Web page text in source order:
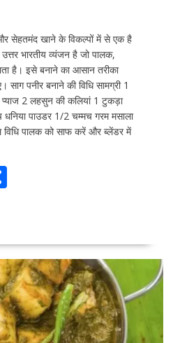
सेहतमंद खाने के विकल्पों में से एक है
भारतीय व्यंजन है जो पालक,
है। इसे बनाने का आसान तरीका
पनीर बनाने की विधि सामग्री 1
2 लहसुन की कलियां 1 टुकड़ा
पाउडर 1/2 चम्मच गरम मसाला
विधि पालक को साफ करें और ब्लेंडर में
S
e